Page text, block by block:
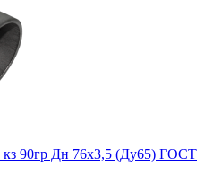
кз 90гр Дн 76х3,5 (Ду65) ГОСТ